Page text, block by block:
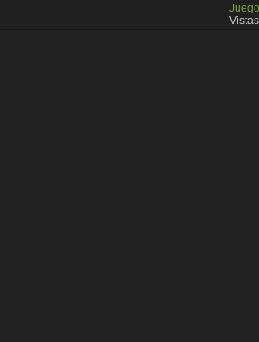
Vistas